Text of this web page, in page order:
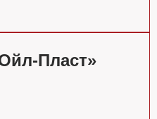
Пласт»